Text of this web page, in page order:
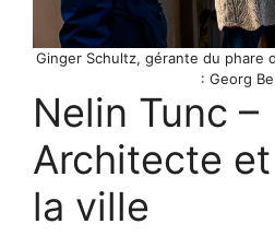
Ginger Schultz, gérante du phare
: Georg
Nelin Tunc –
Architecte
la ville